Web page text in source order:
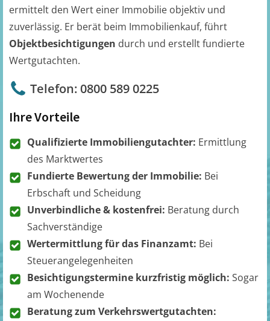
ermittelt den Wert einer Immobilie objektiv und
zuverlässig. Er berät beim Immobilienkauf, führt
Objektbesichtigungen durch und erstellt fundierte
Wertgutachten.
Telefon: 0800 589 0225
Ihre Vorteile
Qualifizierte Immobiliengutachter: Ermittlung
des Marktwertes
Fundierte Bewertung der Immobilie: Bei
Erbschaft und Scheidung
Unverbindliche & kostenfrei: Beratung durch
Sachverständige
Wertermittlung für das Finanzamt: Bei
Steuerangelegenheiten
Besichtigungstermine kurzfristig möglich: Sogar
am Wochenende
Beratung zum Verkehrswertgutachten: